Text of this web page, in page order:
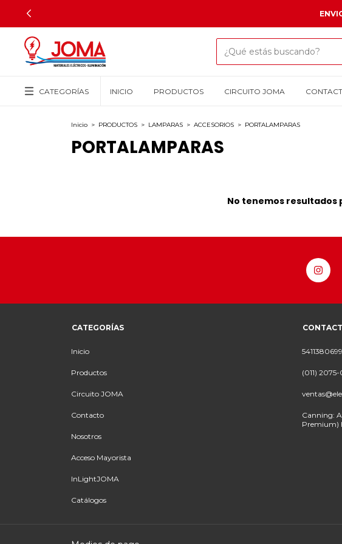
CATEGORÍAS INICIO PRODUCTOS CIRCUITO JOMA
Inicio > PRODUCTOS > LAMPARAS > ACCESORIOS > PORTALAMPARAS
PORTALAMPARAS
No tenemos
CATEGORÍAS
Inicio
Productos
Circuito JOMA
Contacto
Nosotros
Acceso Mayorista
InLightJOMA
Catálogos
(011)
Canning:
Premium)